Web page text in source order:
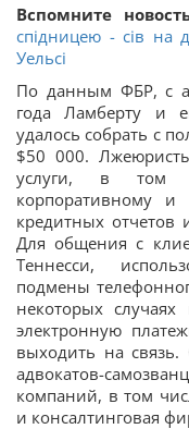
Вспомните
спідницею - сів на
Уельсі
По данным ФБР, с
года Ламберту и
удалось собрать с
$50 000.
услуги, в том
корпоративному и
кредитных отчетов
Для общения с
Теннесси,
подмены
некоторых
электронную
выходить на связь.
адвокатов-
компаний, в том
и консалтинговая